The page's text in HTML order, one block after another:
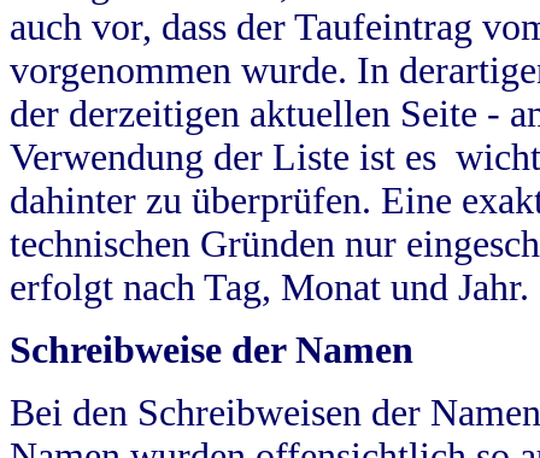
auch vor, dass der Taufeintrag
vorgenommen wurde. In
der derzeitigen aktuellen Seite -
Verwendung der Liste ist es
dahinter zu überprüfen. Eine
technischen Gründen nur
erfolgt nach Tag, Monat und Jahr.
Schreibweise der Namen
Bei den Schreibweisen der